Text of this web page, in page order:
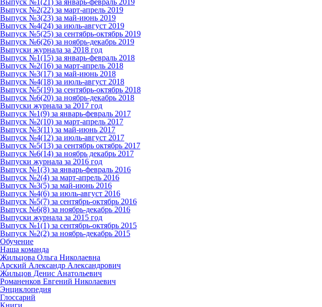
Выпуск №1(21) за январь-февраль 2019
Выпуск №2(22) за март-апрель 2019
Выпуск №3(23) за май-июнь 2019
Выпуск №4(24) за июль-август 2019
Выпуск №5(25) за сентябрь-октябрь 2019
Выпуск №6(26) за ноябрь-декабрь 2019
Выпуски журнала за 2018 год
Выпуск №1(15) за январь-февраль 2018
Выпуск №2(16) за март-апрель 2018
Выпуск №3(17) за май-июнь 2018
Выпуск №4(18) за июль-август 2018
Выпуск №5(19) за сентябрь-октябрь 2018
Выпуск №6(20) за ноябрь-декабрь 2018
Выпуски журнала за 2017 год
Выпуск №1(9) за январь-февраль 2017
Выпуск №2(10) за март-апрель 2017
Выпуск №3(11) за май-июнь 2017
Выпуск №4(12) за июль-август 2017
Выпуск №5(13) за сентябрь октябрь 2017
Выпуск №6(14) за ноябрь декабрь 2017
Выпуски журнала за 2016 год
Выпуск №1(3) за январь-февраль 2016
Выпуск №2(4) за март-апрель 2016
Выпуск №3(5) за май-июнь 2016
Выпуск №4(6) за июль-август 2016
Выпуск №5(7) за сентябрь-октябрь 2016
Выпуск №6(8) за ноябрь-декабрь 2016
Выпуски журнала за 2015 год
Выпуск №1(1) за сентябрь-октябрь 2015
Выпуск №2(2) за ноябрь-декабрь 2015
Обучение
Наша команда
Жильцова Ольга Николаевна
Арский Александр Александрович
Жильцов Денис Анатольевич
Романенков Евгений Николаевич
Энциклопедия
Глоссарий
Книги